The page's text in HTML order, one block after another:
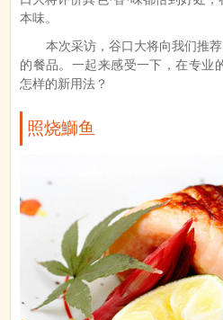
本味。
本次采访，谷口大将向我们推
的餐品。一起来感受一下，在专业
怎样的新用法？
照烧鰤鱼